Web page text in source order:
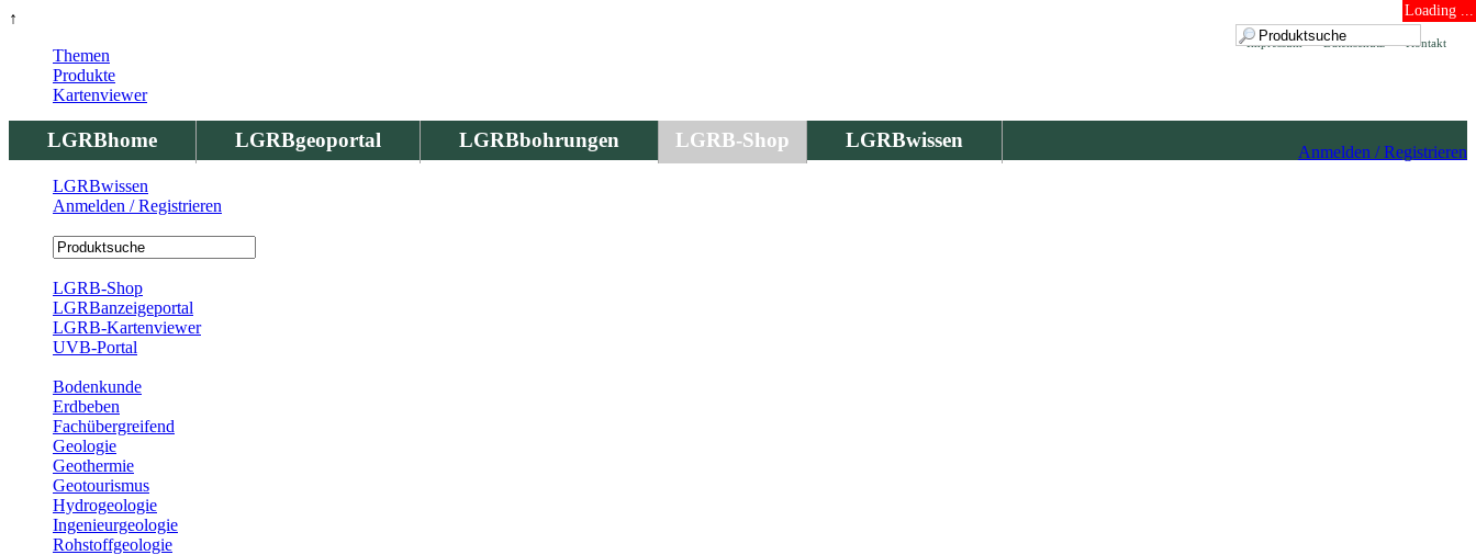
↑ Loading ...
Kontakt
Datenschutz
Impressum
LGRBhome LGRBgeoportal LGRBbohrungen LGRB-Shop LGRBwissen
Anmelden / Registrieren
Themen
Produkte
Kartenviewer
LGRBwissen
Anmelden / Registrieren
LGRB-Shop
LGRBanzeigeportal
LGRB-Kartenviewer
UVB-Portal
Bodenkunde
Erdbeben
Fachübergreifend
Geologie
Geothermie
Geotourismus
Hydrogeologie
Ingenieurgeologie
Rohstoffgeologie